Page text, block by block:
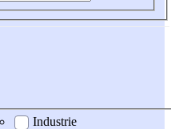
Industrie